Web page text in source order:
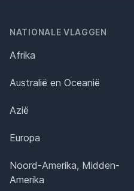
NATIONALE VLAGGEN
Afrika
Australië en Oceanië
Azië
Europa
Noord-Amerika, Midden-
Amerika